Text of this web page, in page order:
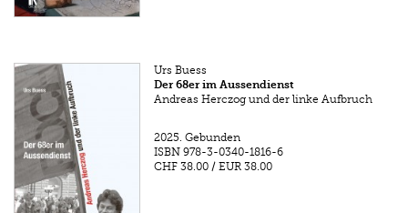
Urs Buess
Der 68er im Aussendienst
Andreas Herczog und der linke Aufbruch
2025. Gebunden
ISBN 978-3-0340-1816-6
CHF 38.00 /EUR 38.00